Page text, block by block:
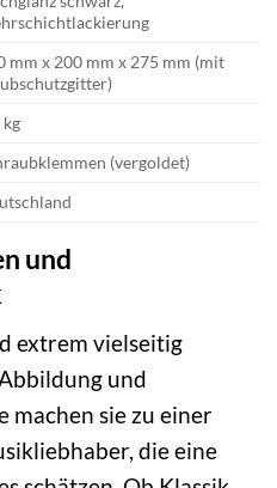
mm x 200 mm x 275 mm (mit
kg
(vergoldet)
und
extrem vielseitig
und
machen sie zu einer
die eine